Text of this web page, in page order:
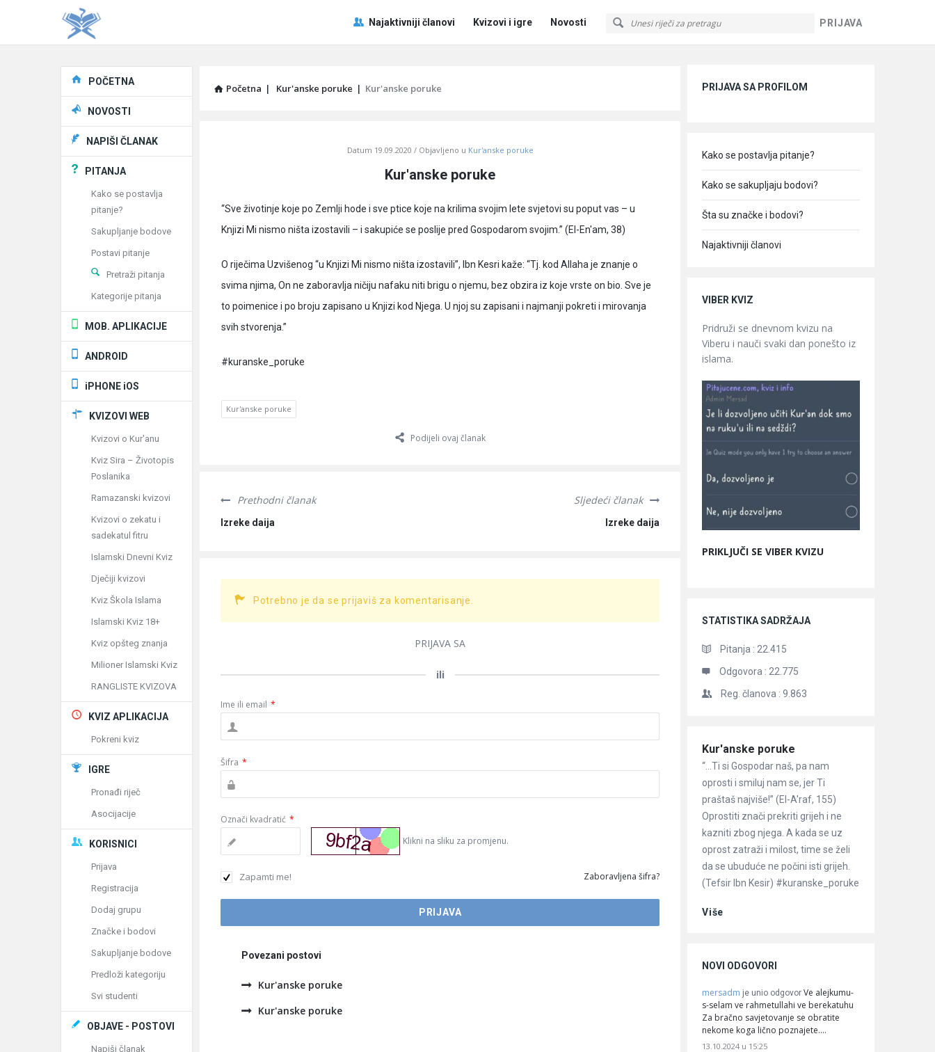
PRIJAVA
Pitaj
Učene
Navigacija
Najaktivniji članovi Kvizovi i igre Novosti
Početna | Kur'anske poruke | Kur'anske poruke
Latest
Datum 19.09.2020 Objavljeno u Kur'anske poruke
Kur'anske poruke
“Sve životinje koje po Zemlji hode i sve ptice koje na krilima svojim lete svjetovi su poput vas – u
Knjizi Mi nismo ništa izostavili – i sakupiće se poslije pred Gospodarom svojim.” (El-En'am, 38)
O riječima Uzvišenog “u Knjizi Mi nismo ništa izostavili”, Ibn Kesri kaže: “Tj. kod Allaha je znanje o
svima njima, On ne zaboravlja ničiju nafaku niti brigu o njemu, bez obzira iz koje vrste on bio. Sve je
to poimenice i po broju zapisano u Knjizi kod Njega. U njoj su zapisani i najmanji pokreti i mirovanja
svih stvorenja.”
#kuranske_poruke
Kur'anske poruke
Podijeli ovaj članak
Prethodni članak
Izreke daija
Sljedeći članak
Izreke daija
Potrebno je da se prijaviš za komentarisanje.
PRIJAVA SA
ili
Ime ili email *
Šifra *
Označi kvadratić *
Klikni na sliku za promjenu.
Zapamti me! Zaboravljena šifra?
Povezani postovi
Kur'anske poruke
Kur'anske poruke
PRIJAVA SA PROFILOM
Kako se postavlja pitanje?
Kako se sakupljaju bodovi?
Šta su značke i bodovi?
Najaktivniji članovi
VIBER KVIZ
Pridruži se dnevnom kvizu na
Viberu i nauči svaki dan ponešto iz
islama.
PRIKLJUČI SE VIBER KVIZU
STATISTIKA SADRŽAJA
Pitanja : 22.415
Odgovora : 22.775
Reg. članova : 9.863
Članci
Kur'anske poruke
“…Ti si Gospodar naš, pa nam
oprosti i smiluj nam se, jer Ti
praštaš najviše!” (El-A'raf, 155)
Oprostiti znači prekriti grijeh i ne
kazniti zbog njega. A kada se uz
oprost zatraži i milost, time se želi
da se ubuduće ne počini isti grijeh.
(Tefsir Ibn Kesir) #kuranske_poruke
Više
NOVI ODGOVORI
mersadm je unio odgovor Ve alejkumu-
s-selam ve rahmetullahi ve berekatuhu
Za bračno savjetovanje se obratite
nekome koga lično poznajete.…
13.10.2024 u 15:25
Explore
POČETNA
NOVOSTI
NAPIŠI ČLANAK
PITANJA
Kako se postavlja
pitanje?
Sakupljanje bodove
Postavi pitanje
Pretraži pitanja
Kategorije pitanja
MOB. APLIKACIJE
ANDROID
iPHONE iOS
KVIZOVI WEB
Kvizovi o Kur'anu
Kviz Sira – Životopis
Poslanika
Ramazanski kvizovi
Kvizovi o zekatu i
sadekatul fitru
Islamski Dnevni Kviz
Dječiji kvizovi
Kviz Škola Islama
Islamski Kviz 18+
Kviz opšteg znanja
Milioner Islamski Kviz
RANGLISTE KVIZOVA
KVIZ APLIKACIJA
Pokreni kviz
IGRE
Pronađi riječ
Asocijacije
KORISNICI
Prijava
Registracija
Dodaj grupu
Značke i bodovi
Sakupljanje bodove
Predloži kategoriju
Svi studenti
OBJAVE - POSTOVI
Napiši članak